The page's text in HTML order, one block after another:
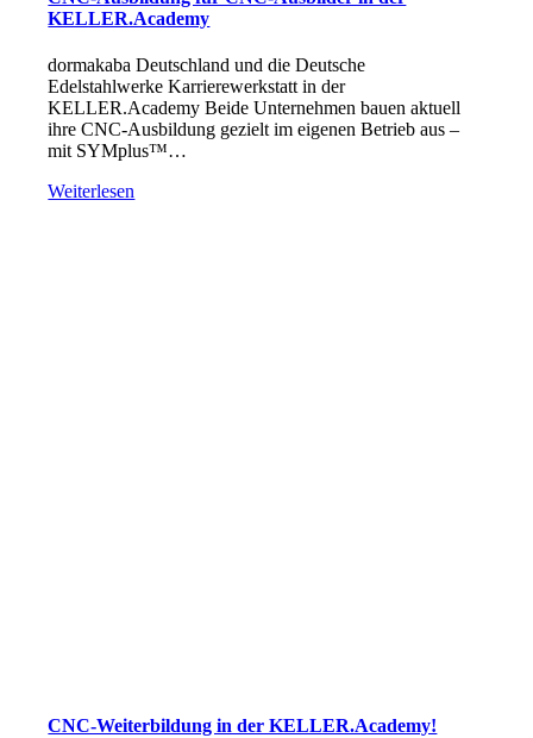
KELLER.Academy
dormakaba Deutschland und die Deutsche
Edelstahlwerke Karrierewerkstatt in der
KELLER.Academy Beide Unternehmen bauen aktuell
ihre CNC-Ausbildung gezielt im eigenen Betrieb aus –
mit SYMplus™…
Weiterlesen
CNC-Weiterbildung in der KELLER.Academy!